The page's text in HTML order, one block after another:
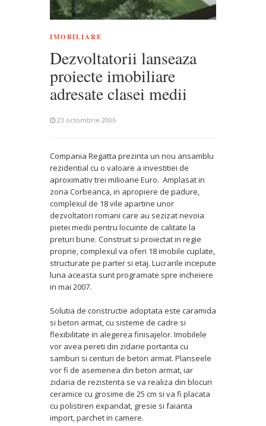
IMOBILIARE
Dezvoltatorii lanseaza
proiecte imobiliare
adresate clasei medii
23 octombrie 2006
Compania Regatta prezinta un nou ansamblu
rezidential cu o valoare a investitiei de
aproximativ trei milioane Euro. Amplasat in
zona Corbeanca, in apropiere de padure,
complexul de 18 vile apartine unor
dezvoltatori romani care au sezizat nevoia
pietei medii pentru locuinte de calitate la
preturi bune. Construit si proiectat in regie
proprie, complexul va oferi 18 imobile cuplate,
structurate pe parter si etaj. Lucrarile incepute
luna aceasta sunt programate spre incheiere
in mai 2007.
Solutia de constructie adoptata este caramida
si beton armat, cu sisteme de cadre si
flexibilitate in alegerea finisajelor. Imobilele
vor avea pereti din zidarie portanta cu
samburi si centuri de beton armat. Planseele
vor fi de asemenea din beton armat, iar
zidaria de rezistenta se va realiza din blocuri
ceramice cu grosime de 25 cm si va fi placata
cu polistiren expandat, gresie si faianta
import, parchet in camere.